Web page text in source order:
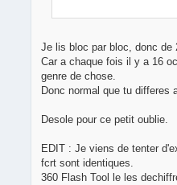
Je lis bloc par bloc, donc de
Car a chaque fois il y a 16
genre de chose.
Donc normal que tu
Desole pour ce petit oublie.
EDIT : Je viens de tenter
fcrt sont identiques.
360 Flash Tool le les